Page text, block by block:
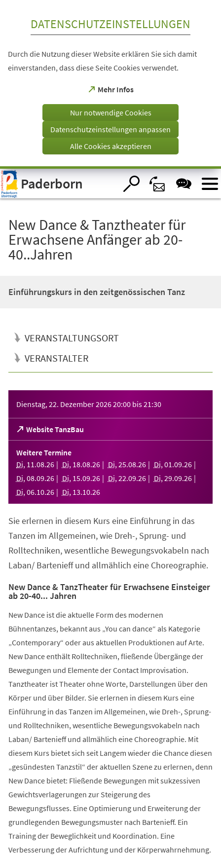
Visuelle
Assistenzsoftware
öffnen.
DATENSCHUTZEINSTELLUNGEN
Durch die Nutzung dieser Website erklären Sie sich damit
einverstanden, dass diese Seite Cookies verwendet.
Mehr Infos
(Öffnet
einem
Tab)
Nur notwendige Cookies
Datenschutzeinstellungen anpassen
Alle Cookies akzeptieren
Paderborn
New Dance & Tanztheater für
Erwachsene Anfänger ab 20-
40..Jahren
Einführungskurs in den zeitgenössischen Tanz
VERANSTALTUNGSORT
VERANSTALTER
Dienstag, 22. Dezember 202620:00 bis21:30
Website TanzBau
(Öffnet
in
einem
neuen
Tab)
Weitere Termine
Di, 11 .08.26 Di, 18.08.26 Di, 25.08.26 Di, 01 .09.26
Di, 08.09.26 Di, 15.09.26 Di, 22.09.26 Di, 29.09.26
Di, 06.10.26 Di, 13.10.26
Sie erlernen in diesem Kurs eine Einführung in das
Tanzen im Allgemeinen, wie Dreh-, Sprung- und
Rolltechniken, wesentliche Bewegungsvokabeln nach
Laban/ Bartenieff und allmählich eine Choreographie.
New Dance & TanzTheater für Erwachsene Einsteiger
ab 20-40... Jahren
New Dance ist die aktuelle Form des modernen
Bühnentanzes, bekannt aus „You can dance“ als Kategorie
„Contemporary“ oder aus aktuellen Produktionen auf Arte.
New Dance enthält Rolltechniken, fließende Übergänge der
Bewegungen und Elemente der Contact Improvisation.
Tanztheater ist Theater ohne Worte, Darstellungen über den
Körper und über Bilder. Sie erlernen in diesem Kurs eine
Einführung in das Tanzen im Allgemeinen, wie Dreh-, Sprung-
und Rolltechniken, wesentliche Bewegungsvokabeln nach
Laban/ Bartenieff und allmählich eine Choreographie. Mit
diesem Kurs bietet sich seit Langem wieder die Chance diesen
„gesündesten Tanzstil“ der aktuellen Szene zu erlernen, denn
New Dance bietet: Fließende Bewegungen mit sukzessiven
Gewichtsverlagerungen zur Steigerung des
Bewegungsflusses. Eine Optimierung und Erweiterung der
grundlegenden Bewegungsmuster nach Bartenieff. Ein
Training der Beweglichkeit und Koordination. Eine
Verbesserung der Aufrichtung und der Körperwahrnehmung.